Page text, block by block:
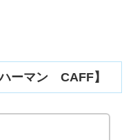
ーマン CAFF】